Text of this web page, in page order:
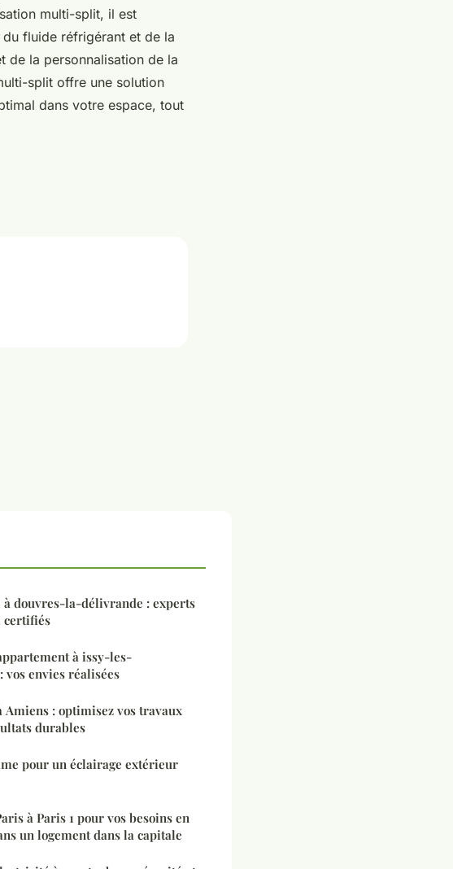
multi-split, il est
fluide réfrigérant et de la
de la personnalisation de la
split offre une solution
dans votre espace, tout
à douvres-la-délivrande : experts
certifiés
à issy-les-
vos envies réalisées
Amiens : optimisez vos travaux
durables
pour un éclairage extérieur
à Paris 1 pour vos besoins en
un logement dans la capitale